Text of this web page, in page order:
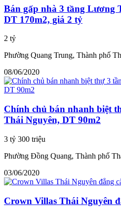
Bán gấp nhà 3 tầng Lương
DT 170m2, giá 2 tỷ
2 tỷ
Phường Quang Trung, Thành phố
08/06/2020
Chính chủ bán nhanh biệt
Thái Nguyên, DT 90m2
3 tỷ 300 triệu
Phường Đồng Quang, Thành phố
03/06/2020
Crown Villas Thái Nguyên